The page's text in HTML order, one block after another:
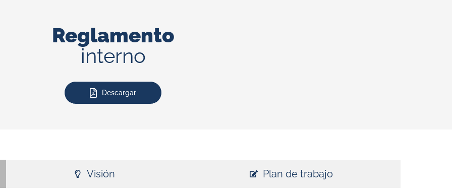
Reglamento
interno
Descargar
Visión Plan de trabajo